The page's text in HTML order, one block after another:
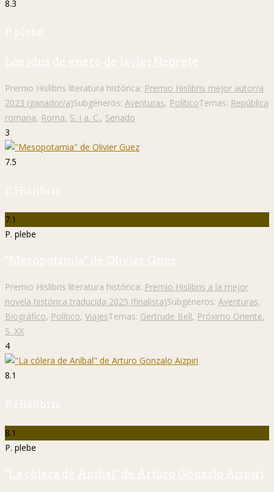
8.3
P. plebe
Los idus de enero de Javier Negrete
Premio Hislibris literatura histórica: Premio Hislibris mejor autor/a
2023 (ganador/a)Subgéneros: Aventuras, PolíticoTemas: República
romana, Roma, S. I a. C., Senado
3
7.5
P. Hislibris
7.1
P. plebe
"Mesopotamia" de Olivier Guez
Premio Hislibris literatura histórica: Premio Hislibris a la mejor
novela histórica traducida 2025 (finalista)Subgéneros: Aventuras,
Biográfico, Político, ViajesTemas: Gertrude Bell, Próximo Oriente,
S. XX
4
8.1
P. Hislibris
8.1
P. plebe
"La cólera de Aníbal" de Arturo Gonzalo Aizpiri